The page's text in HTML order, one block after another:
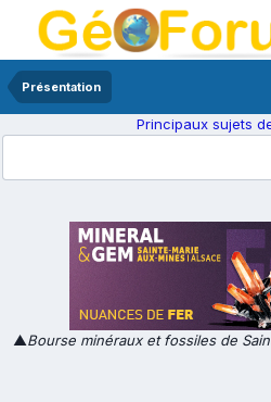
Présentation
Principaux sujets
▲Bourse minéraux et fossiles de